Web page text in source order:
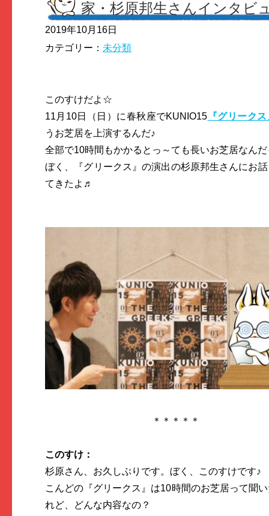
家・杉原邦生さんインタビ
2019年10月16日
カテゴリー： 未分類
このすけだよ☆
11月10日（日）に春秋座でKUNIO15 『グリーク
うお芝居を上演するんだ♪
全部で10時間もかかるとっ～ても長いお芝居なん
ぼく、『グリークス』の演出の杉原邦生さんにお
てきたよ♬
＊＊＊＊＊
このすけ：
杉原さん、お久しぶりです。ぼく、このすけです♪
こんどの『グリークス』は10時間のお芝居って聞
れど、どんな内容なの？